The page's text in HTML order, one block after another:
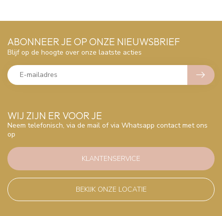
WIJ ZIJN ER VOOR JE
Neem telefonisch, via de mail of via Whatsapp contact met ons
op
KLANTENSERVICE
BEKIJK ONZE LOCATIE
ABONNEER JE OP ONZE NIEUWSBRIEF
Blijf op de hoogte over onze laatste acties